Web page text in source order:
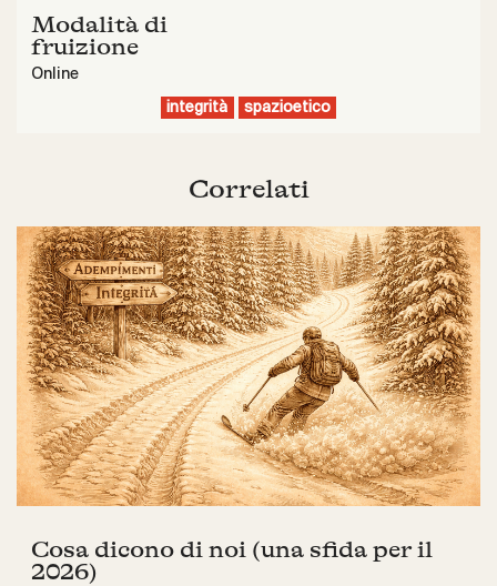
Modalità di
fruizione
Online
integrità spazioetico
Correlati
Cosa dicono di noi (una sfida per il
2026)